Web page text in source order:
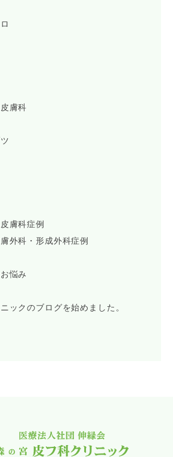
膚科
膚科症例
外科・形成外科症例
悩み
ックのブログを始めました。